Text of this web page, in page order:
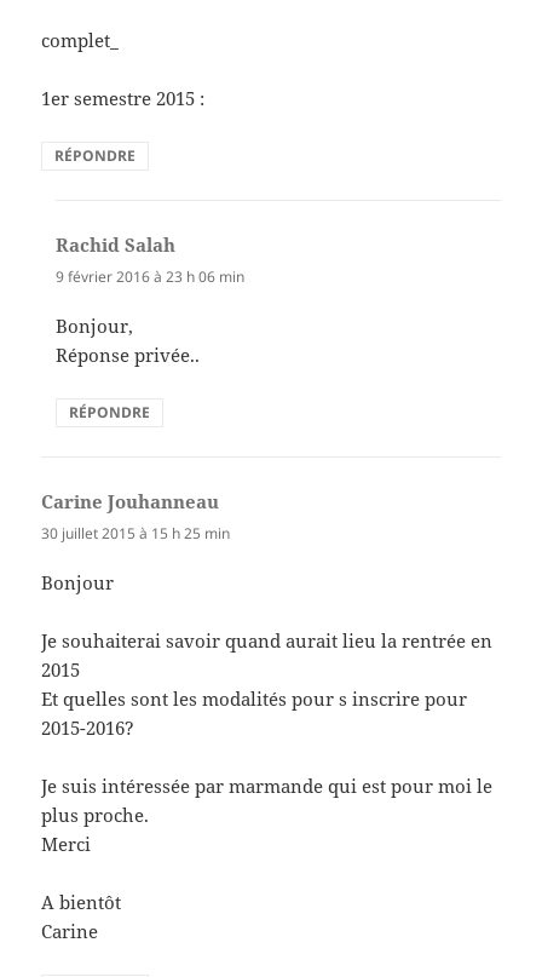
complet_
1er semestre 2015 :
RÉPONDRE
Rachid Salah
9 février 2016 à 23 h 06 min
Bonjour,
Réponse privée..
RÉPONDRE
Carine Jouhanneau
30 juillet 2015 à 15 h 25 min
Bonjour
Je souhaiterai savoir quand aurait lieu la rentrée en
2015
Et quelles sont les modalités pour s inscrire pour
2015-2016?
Je suis intéressée par marmande qui est pour moi le
plus proche.
Merci
A bientôt
Carine